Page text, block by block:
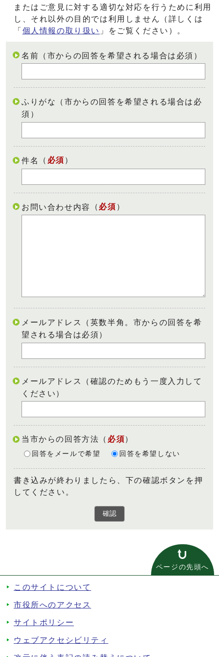
またはご意見に対する適切な対応を行うために利用
し、それ以外の目的では利用しません（詳しくは
「 個人情報の取り扱い 」をご覧ください）。
名前（市からの回答を希望される場合は必須）
ふりがな（市からの回答を希望される場合は必
須）
件名 （ 必須 ）
お問い合わせ内容 （ 必須 ）
メールアドレス（英数半角。市からの回答を希
望される場合は必須）
メールアドレス（確認のためもう一度入力して
ください）
当市からの回答方法 （ 必須）
回答をメールで希望 回答を希望しない
書き込みが終わりましたら、下の確認ボタンを押
してください。
確認
ページの先頭へ
このサイトについて
市役所へのアクセス
サイトポリシー
ウェブアクセシビリティ